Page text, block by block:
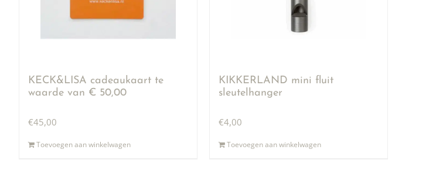
KECK&LISA cadeaukaart te
waarde van € 50,00
€45,00
Toevoegen aan winkelwagen
KIKKERLAND mini fluit
sleutelhanger
€4,00
Toevoegen aan winkelwagen